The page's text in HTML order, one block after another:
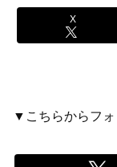
X
▼こちらからフ